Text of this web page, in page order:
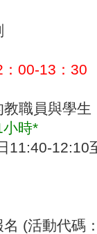
00-13：30
職員與學生
時*
11:40-12:10
(活動代碼